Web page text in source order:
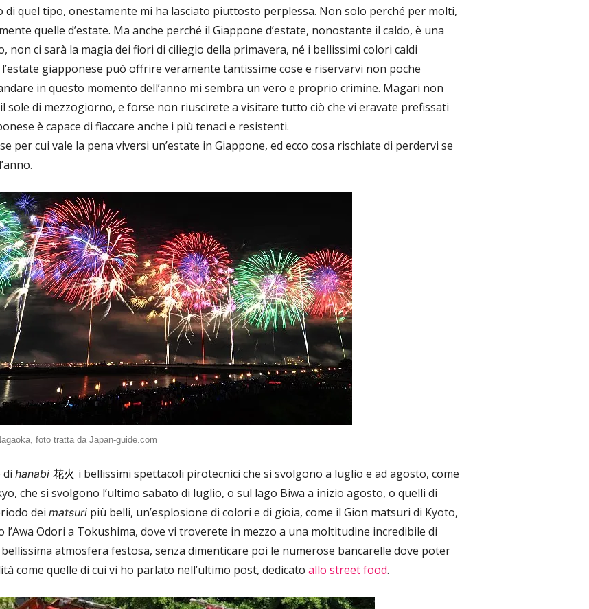
quel tipo, onestamente mi ha lasciato piuttosto perplessa. Non solo perché per molti,
quelle d’estate. Ma anche perché il Giappone d’estate, nonostante il caldo, è una
non ci sarà la magia dei fiori di ciliegio della primavera, né i bellissimi colori caldi
giapponese può offrire veramente tantissime cose e riservarvi non poche
in questo momento dell’anno mi sembra un vero e proprio crimine. Magari non
sole di mezzogiorno, e forse non riuscirete a visitare tutto ciò che vi eravate prefissati
è capace di fiaccare anche i più tenaci e resistenti.
per cui vale la pena viversi un’estate in Giappone, ed ecco cosa rischiate di perdervi se
foto tratta da Japan-guide.com
di hanabi 花火 i bellissimi spettacoli pirotecnici che si svolgono a luglio e ad agosto, come
che si svolgono l’ultimo sabato di luglio, o sul lago Biwa a inizio agosto, o quelli di
dei matsuri più belli, un’esplosione di colori e di gioia, come il Gion matsuri di Kyoto,
Odori a Tokushima, dove vi troverete in mezzo a una moltitudine incredibile di
atmosfera festosa, senza dimenticare poi le numerose bancarelle dove poter
come quelle di cui vi ho parlato nell’ultimo post, dedicato allo street food.